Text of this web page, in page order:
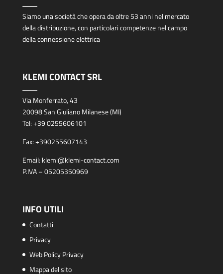
Siamo una società che opera da oltre 53 anni nel mercato
della distribuzione, con particolari competenze nel campo
della connessione elettrica
KLEMI CONTACT SRL
Via Monferrato, 43
20098 San Giuliano Milanese (MI)
Tel:+39 0255606101
Fax:+390255607143
Email: klemi@klemi-contact.com
P.IVA – 05205350969
INFO UTILI
Contatti
Privacy
Web Policy Privacy
Mappa del sito